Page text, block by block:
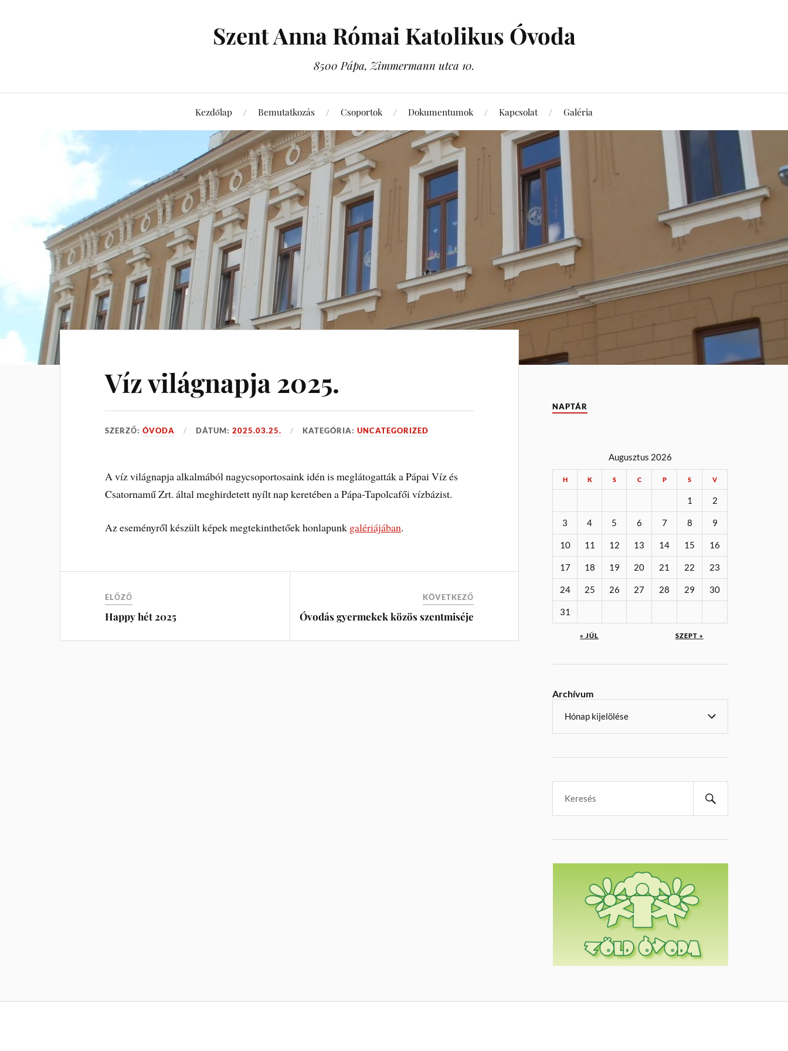
Szent Anna Római Katolikus Óvoda
8500 Pápa, Zimmermann utca 10.
Kezdőlap Bemutatkozás Csoportok Dokumentumok Kapcsolat Galéria
Víz világnapja 2025.
SZERZŐ:ÓVODA DÁTUM:2025.03.25. KATEGÓRIA:UNCATEGORIZED
A víz világnapja alkalmából nagycsoportosaink idén is meglátogatták a Pápai Víz és
Csatornamű Zrt. által meghirdetett nyílt nap keretében a Pápa-Tapolcafői vízbázist.
Az eseményről készült képek megtekinthetőek honlapunk galériájában.
ELŐZŐ
Happy hét 2025
KÖVETKEZŐ
Óvodás gyermekek közös szentmiséje
NAPTÁR
Augusztus 2026
H K S C P S V
1 2
3 4 5 6 7 8 9
10 11 12 13 14 15 16
17 18 19 20 21 22 23
24 25 26 27 28 29 30
31
« JÚL SZEPT »
Archívum